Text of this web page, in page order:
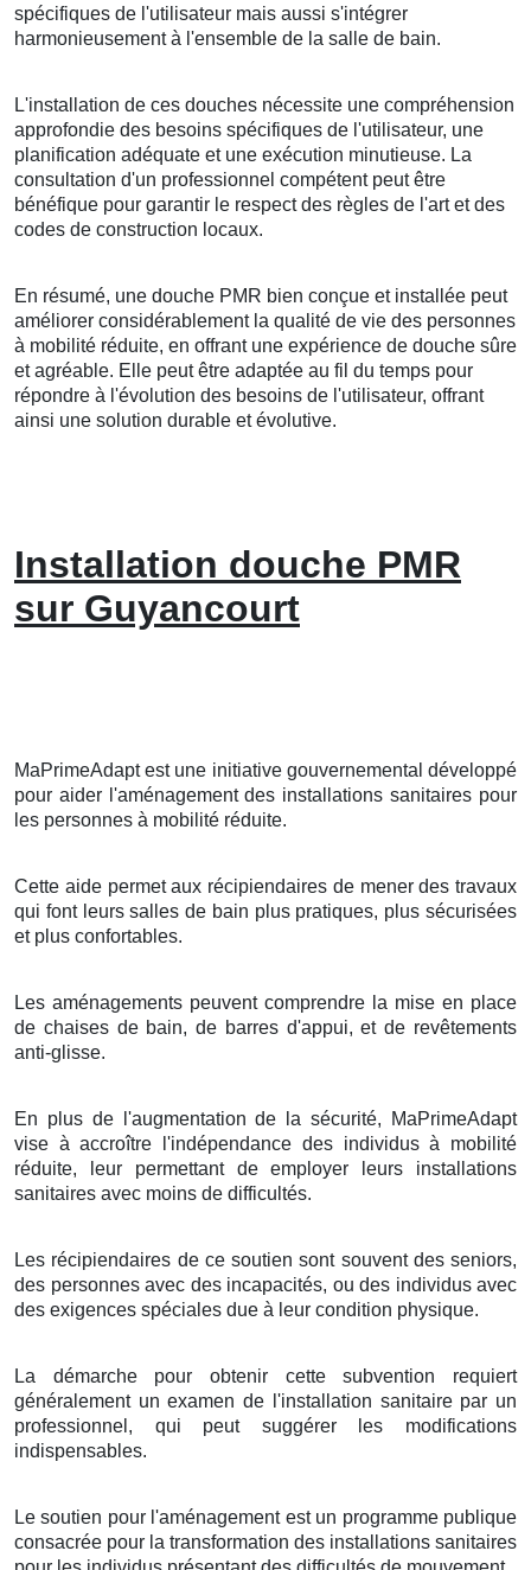
spécifiques de l'utilisateur mais aussi s'intégrer
harmonieusement à l'ensemble de la salle de bain.
L'installation de ces douches nécessite une compréhension
approfondie des besoins spécifiques de l'utilisateur, une
planification adéquate et une exécution minutieuse. La
consultation d'un professionnel compétent peut être
bénéfique pour garantir le respect des règles de l'art et des
codes de construction locaux.
En résumé, une douche PMR bien conçue et installée peut
améliorer considérablement la qualité de vie des personnes
à mobilité réduite, en offrant une expérience de douche sûre
et agréable. Elle peut être adaptée au fil du temps pour
répondre à l'évolution des besoins de l'utilisateur, offrant
ainsi une solution durable et évolutive.
Installation douche PMR
sur Guyancourt
MaPrimeAdapt est une initiative gouvernemental développé
pour aider l'aménagement des installations sanitaires pour
les personnes à mobilité réduite.
Cette aide permet aux récipiendaires de mener des travaux
qui font leurs salles de bain plus pratiques, plus sécurisées
et plus confortables.
Les aménagements peuvent comprendre la mise en place
de chaises de bain, de barres d'appui, et de revêtements
anti-glisse.
En plus de l'augmentation de la sécurité, MaPrimeAdapt
vise à accroître l'indépendance des individus à mobilité
réduite, leur permettant de employer leurs installations
sanitaires avec moins de difficultés.
Les récipiendaires de ce soutien sont souvent des seniors,
des personnes avec des incapacités, ou des individus avec
des exigences spéciales due à leur condition physique.
La démarche pour obtenir cette subvention requiert
généralement un examen de l'installation sanitaire par un
professionnel, qui peut suggérer les modifications
indispensables.
Le soutien pour l'aménagement est un programme publique
consacrée pour la transformation des installations sanitaires